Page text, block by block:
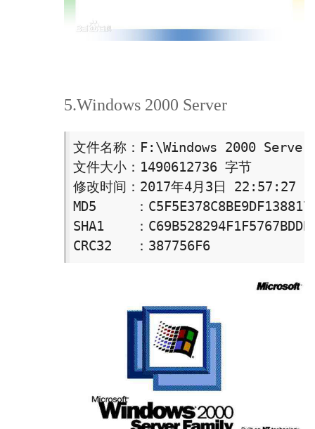
5.Windows 2000 Server
文件名称：F:\Windows 2000
文件大小：1490612736 字节
修改时间：2017年4月3日 22:57:27
MD5     ：
SHA1    ：
CRC32   ：387756F6